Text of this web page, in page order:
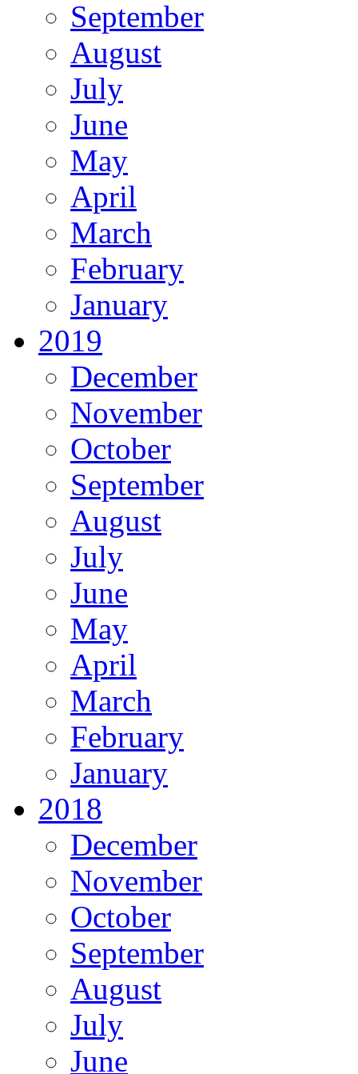
September
August
July
June
May
April
March
February
January
2019
December
November
October
September
August
July
June
May
April
March
February
January
2018
December
November
October
September
August
July
June